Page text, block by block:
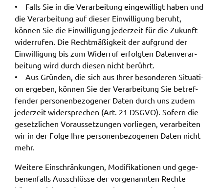
• Falls Sie in die Verar­bei­tung einge­wil­ligt haben und
die Verar­bei­tung auf dieser Einwil­li­gung beruht,
können Sie die Einwil­li­gung jeder­zeit für die Zukunft
wider­ru­fen. Die Recht­mä­ßig­keit der aufgrund der
Einwil­li­gung bis zum Wider­ruf erfolg­ten Daten­ver­ar­
bei­tung wird durch diesen nicht berührt.
• Aus Grün­den, die sich aus Ihrer beson­de­ren Situa­ti­
on erge­ben, können Sie der Verar­bei­tung Sie betref­
fen­der perso­nen­be­zo­ge­ner Daten durch uns zudem
jeder­zeit wider­spre­chen (Art. 21 DSGVO). Sofern die
gesetz­li­chen Voraus­set­zun­gen vorlie­gen, verar­bei­ten
wir in der Folge Ihre perso­nen­be­zo­ge­nen Daten nicht
mehr.
Weite­re Einschrän­kun­gen, Modi­fi­ka­tio­nen und gege­
be­nen­falls Ausschlüs­se der vorge­nann­ten Rech­te